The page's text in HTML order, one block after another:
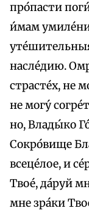
про́пасти
и́мам
насле́дию.
страсте́х, не
не могу́
но, Влады́ко
Сокро́вище
всеце́лое, и
Твое́, да́руй
мне зра́ки